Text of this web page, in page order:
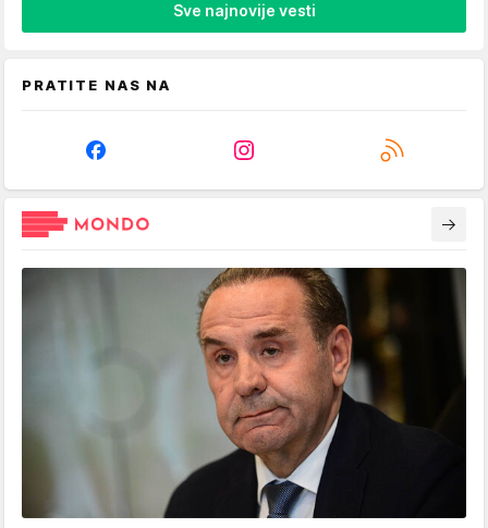
Sve najnovije vesti
PRATITE NAS NA